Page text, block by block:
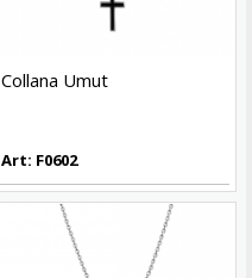
Collana Umut
Art: F0602